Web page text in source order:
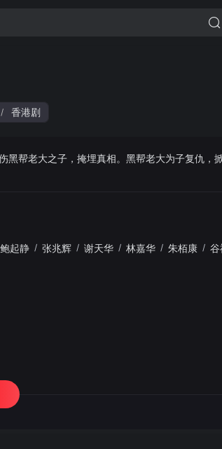
/ 香港剧
黑帮老大之子，掩埋真相。黑帮老大为子复仇，
鲍起静 / 张兆辉 / 谢天华 / 林嘉华 / 朱栢康 / 谷